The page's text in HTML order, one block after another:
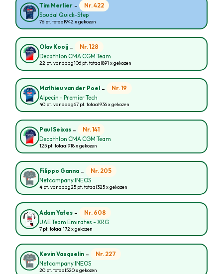
Tim Merlier - Nr. 422
Soudal Quick-Step
76 pt. totaal942 x gekozen
Olav Kooij - Nr. 128
Decathlon CMA CGM Team
22 pt. vandaag106 pt. totaal891 x gekozen
Mathieu van der Poel - Nr. 19
Alpecin - Premier Tech
40 pt. vandaag67 pt. totaal936 x gekozen
Paul Seixas - Nr. 141
Decathlon CMA CGM Team
125 pt. totaal918 x gekozen
Filippo Ganna - Nr. 205
Netcompany INEOS
4 pt. vandaag25 pt. totaal325 x gekozen
Adam Yates - Nr. 608
UAE Team Emirates - XRG
7 pt. totaal172 x gekozen
Kevin Vauquelin - Nr. 227
Netcompany INEOS
20 pt. totaal520 x gekozen